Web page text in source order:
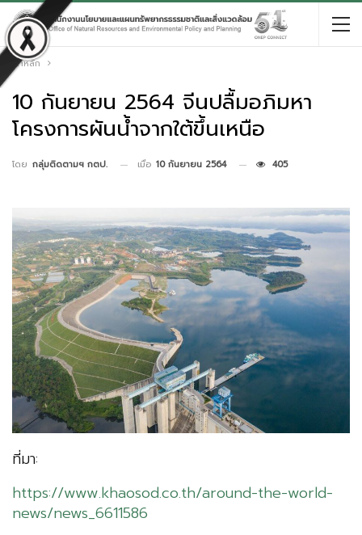
หน้าหลัก
10 กันยายน 2564 จีนปลื้มอภิมหา
โครงการผันน้ำจากใต้ขึ้นเหนือ
โดย กลุ่มติดตามฯ กตป. เมื่อ 10 กันยายน 2564 405
ที่มา:
https://www.khaosod.co.th/around-the-world-
news/news_6611586